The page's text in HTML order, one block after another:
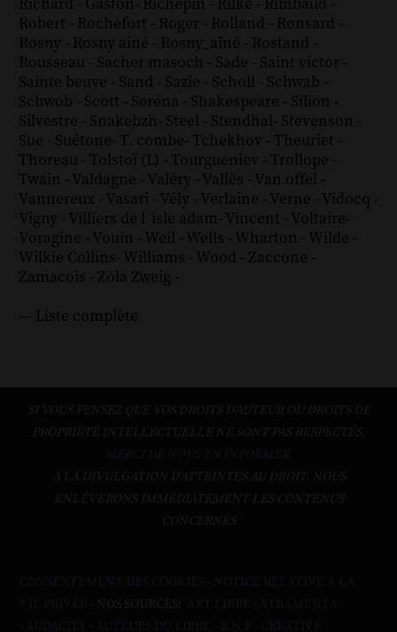
Richard - Gaston- Richepin - Rilke - Rimbaud -
Robert - Rochefort - Roger - Rolland - Ronsard -
Rosny - Rosny aîné - Rosny_aîné - Rostand -
Rousseau - Sacher masoch - Sade - Saint victor -
Sainte beuve - Sand - Sazie - Scholl - Schwab -
Schwob - Scott - Serena - Shakespeare - Silion -
Silvestre - Snakebzh- Steel - Stendhal- Stevenson -
Sue - Suétone- T. combe- Tchekhov - Theuriet -
Thoreau - Tolstoï (L) - Tourgueniev - Trollope -
Twain - Valdagne - Valéry - Vallès - Van offel -
Vannereux - Vasari - Vély - Verlaine - Verne - Vidocq -
Vigny - Villiers de l´isle adam- Vincent - Voltaire-
Voragine - Vouin - Weil - Wells - Wharton - Wilde -
Wilkie Collins- Williams - Wood - Zaccone -
Zamacoïs - Zola Zweig -
--- Liste complète